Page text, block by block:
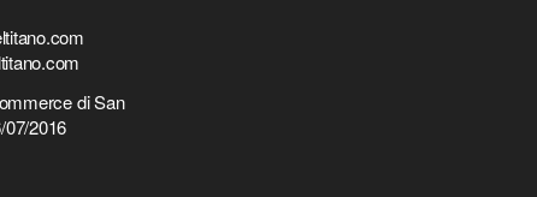
di San
07/2016